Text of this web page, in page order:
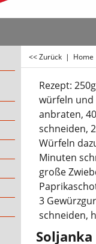
<< Zurück | Home
Rezept:
würfeln
anbraten,
schneiden,
Würfeln
Minuten
große
3
schneiden,
Soljanka